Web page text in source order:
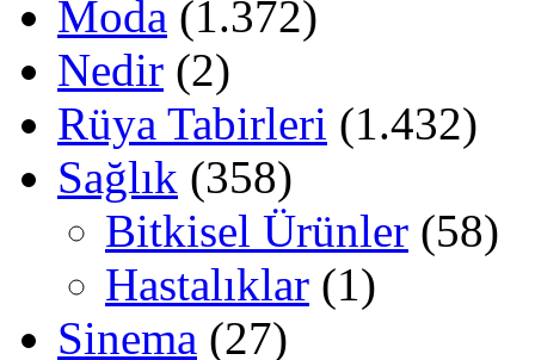
Moda (1.372)
Nedir (2)
Rüya Tabirleri (1.432)
Sağlık (358)
Bitkisel Ürünler (58)
Hastalıklar (1)
Sinema (27)